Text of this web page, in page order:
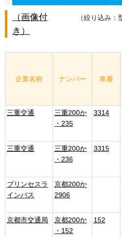
（画像付
き）
（絞り込み：
企業名称 ナンバー 車番
三重交通
三重200か
・235
3314
三重交通
三重200か
・236
3315
プリンセスラ
インバス
京都200か
2906
京都市交通局
京都200か
・152
152